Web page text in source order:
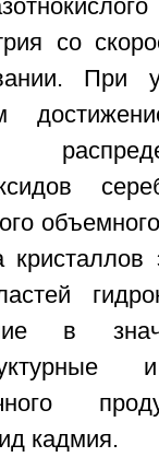
со
При
в
и
кадмия.